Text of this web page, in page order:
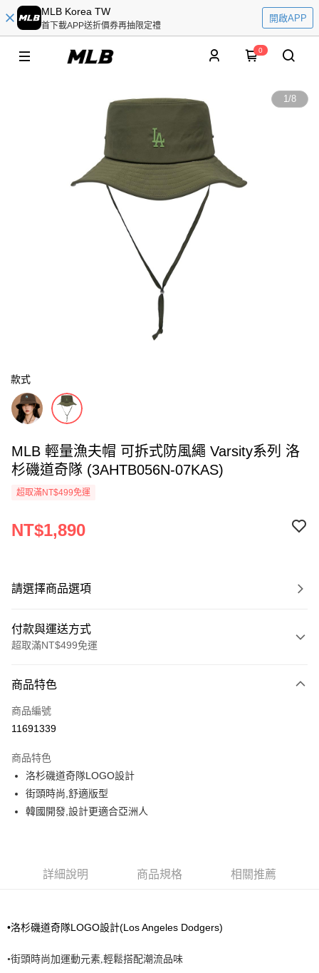
MLB Korea TW
首下載APP送折價券再抽限定禮
開啟APP
0
1/8
款式
MLB 輕量漁夫帽 可拆式防風繩 Varsity系列 洛
杉磯道奇隊 (3AHTB056N-07KAS)
超取滿NT$499免運
NT$1,890
請選擇商品選項
付款與運送方式
超取滿NT$499免運
信用卡一次付款
超商取貨付款
Apple Pay
街口支付
全家取貨付款<未取貨列黑名單/不支援離島取退>
全家取貨<不支援離島取退>
商品特色
商品編號
11691339
商品特色
洛杉磯道奇隊LOGO設計
街頭時尚,舒適版型
韓國開發,設計更適合亞洲人
詳細說明 商品規格 相關推薦
•洛杉磯道奇隊LOGO設計(Los Angeles Dodgers)
•街頭時尚加運動元素,輕鬆搭配潮流品味